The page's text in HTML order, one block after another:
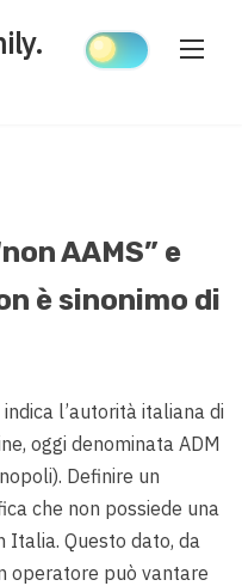
AAMS” e
è sinonimo di
l’autorità italiana di
oggi denominata ADM
Definire un
che non possiede una
Italia. Questo dato, da
operatore può vantare